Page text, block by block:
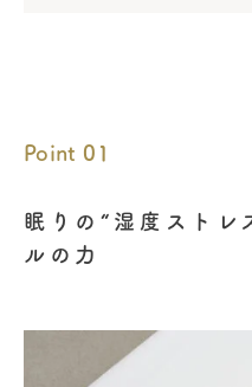
Point 01
眠りの“湿度ストレ
ルの力